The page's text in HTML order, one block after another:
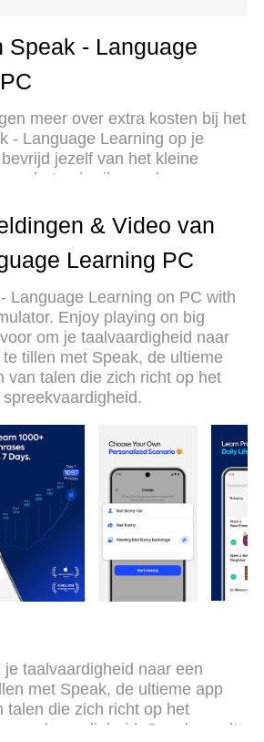
Speak - Language
meer over extra kosten bij het
- Language Learning op je
jezelf van het kleine
het gebruik van de app op
van je app met
MEmu biedt je alle
die je verwachtte: snelle
meer van batterij,
oproepen. De
9 is de beste keuze voor het
- Language Learning op je
instance manager maakt het
2 of meer accounts te
het volledige potentieel van je
alles soepel en plezierig
& Video van
Learning PC
Language Learning on PC with
Enjoy playing on big
om je taalvaardigheid naar
tillen met Speak, de ultieme
van talen die zich richt op het
taalvaardigheid naar een
met Speak, de ultieme app
talen die zich richt op het
Speak wordt